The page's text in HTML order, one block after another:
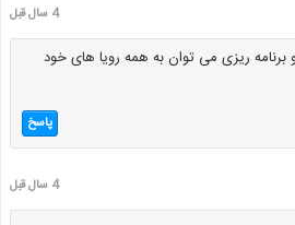
4 سال قبل
برنامه ریزی می توان به همه رویا های خود
پاسخ
4 سال قبل